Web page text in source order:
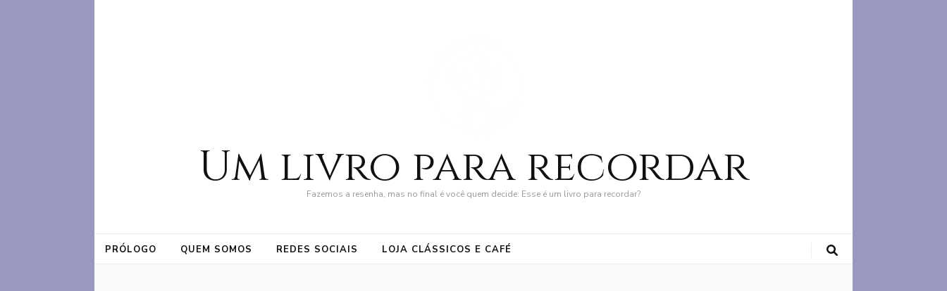
Um livro para recordar
Fazemos a resenha, mas no final é você quem decide: Esse é um livro para recordar?
PRÓLOGO QUEM SOMOS REDES SOCIAIS LOJA CLÁSSICOS E CAFÉ